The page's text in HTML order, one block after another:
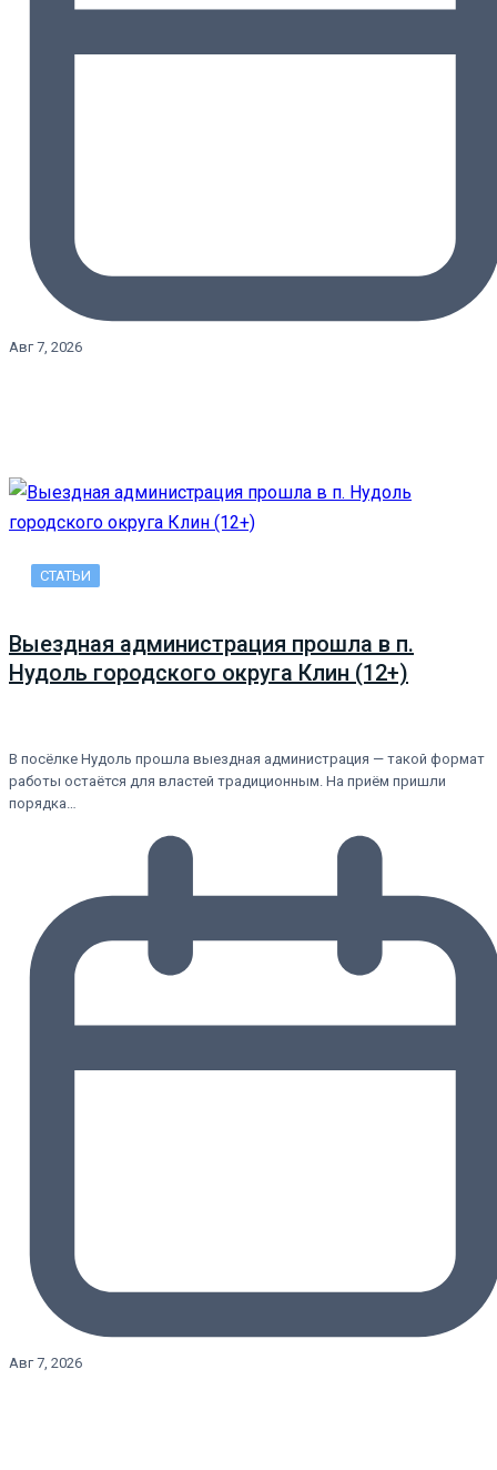
Авг 7, 2026
СТАТЬИ
Выездная администрация прошла в п.
Нудоль городского округа Клин (12+)
В посёлке Нудоль прошла выездная администрация — такой формат
работы остаётся для властей традиционным. На приём пришли
порядка…
Авг 7, 2026